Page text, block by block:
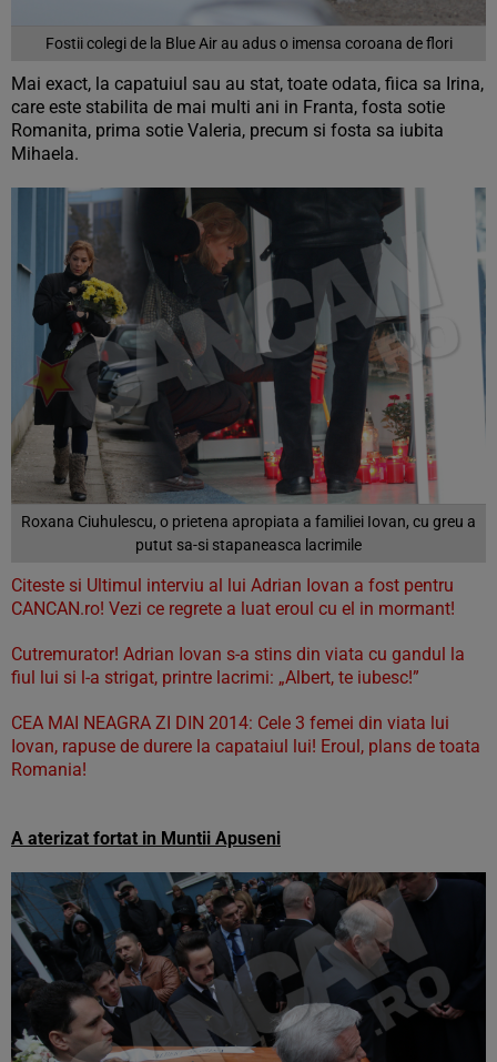
Fostii colegi de la Blue Air au adus o imensa coroana de flori
Mai exact, la capatuiul sau au stat, toate odata, fiica sa Irina,
care este stabilita de mai multi ani in Franta, fosta sotie
Romanita, prima sotie Valeria, precum si fosta sa iubita
Mihaela.
Roxana Ciuhulescu, o prietena apropiata a familiei Iovan, cu greu a
putut sa-si stapaneasca lacrimile
Citeste si Ultimul interviu al lui Adrian Iovan a fost pentru
CANCAN.ro! Vezi ce regrete a luat eroul cu el in mormant!
Cutremurator! Adrian Iovan s-a stins din viata cu gandul la
fiul lui si l-a strigat, printre lacrimi: „Albert, te iubesc!”
CEA MAI NEAGRA ZI DIN 2014: Cele 3 femei din viata lui
Iovan, rapuse de durere la capataiul lui! Eroul, plans de toata
Romania!
A aterizat fortat in Muntii Apuseni